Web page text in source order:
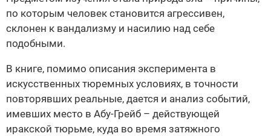
по которым человек становится агрессивен,
склонен к вандализму и насилию над себе
подобными.
В книге, помимо описания эксперимента в
искусственных тюремных условиях, в точности
повторявших реальные, дается и анализ событий,
имевших место в Абу-Грейб – действующей
иракской тюрьме, куда во время затяжного